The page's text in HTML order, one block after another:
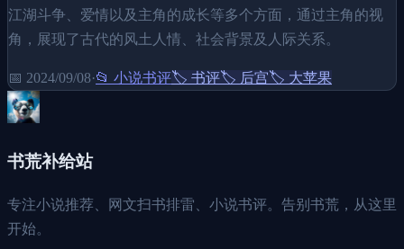
江湖斗争、爱情以及主角的成长等多个方面，通过主角的视
角，展现了古代的风土人情、社会背景及人际关系。
📅 2024/09/08·📂 小说书评🏷️ 书评🏷️ 后宫🏷️ 大苹果
书荒补给站
专注小说推荐、网文扫书排雷、小说书评。告别书荒，从这里
开始。